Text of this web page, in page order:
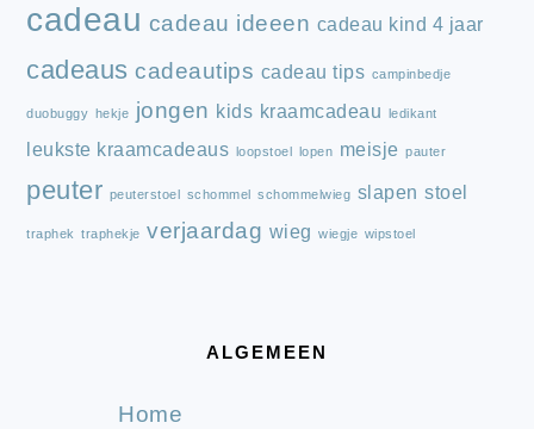
cadeau cadeau ideeen cadeau kind 4 jaar
cadeaus cadeautips cadeau tips campinbedje
duobuggy hekje jongen kids kraamcadeau ledikant
leukste kraamcadeaus loopstoel lopen meisje pauter
peuter peuterstoel schommel schommelwieg slapen stoel
traphek traphekje verjaardag wieg wiegje wipstoel
ALGEMEEN
Home